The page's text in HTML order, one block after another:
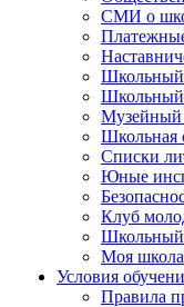
СМИ о
Школьный
Школьный
Музейный
Школьная
Списки
Юные
Клуб
Школьный
Моя школа
Условия
Правила